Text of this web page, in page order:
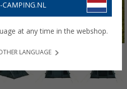
CAMPING.NL
at any time in the webshop.
LANGUAGE